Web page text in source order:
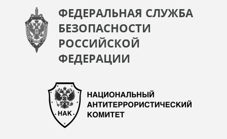
ФЕДЕРАЛЬНАЯ СЛУЖБА
БЕЗОПАСНОСТИ
РОССИЙСКОЙ
ФЕДЕРАЦИИ